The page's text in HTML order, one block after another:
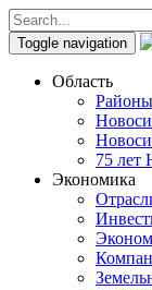
Toggle navigation
Область
75 лет
Экономика